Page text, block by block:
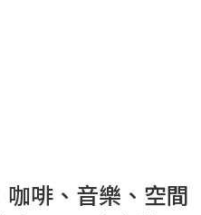
啡、音樂、空間